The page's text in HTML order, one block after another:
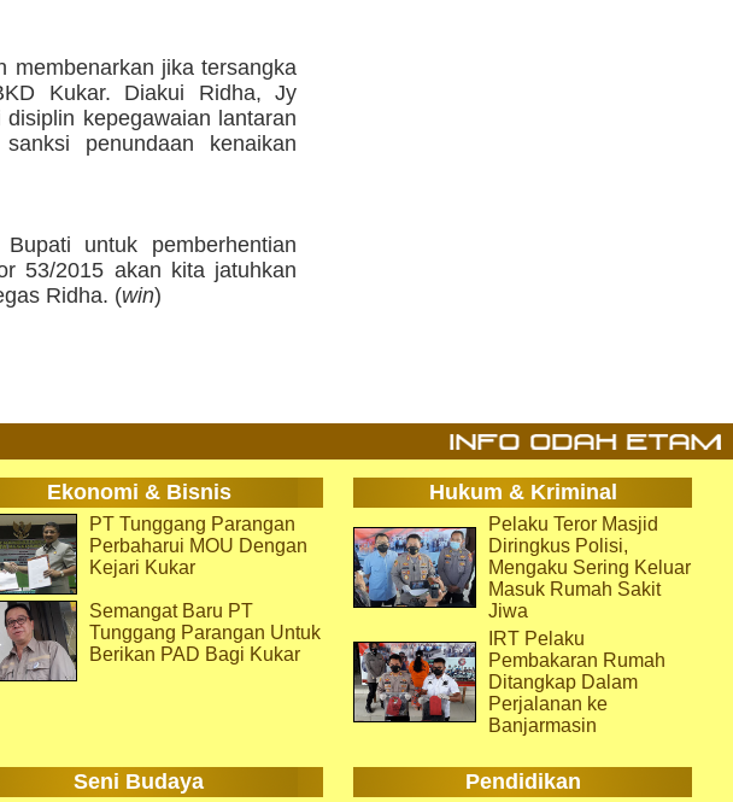
membenarkan jika tersangka
Kukar. Diakui Ridha, Jy
kepegawaian lantaran
penundaan kenaikan
untuk pemberhentian
53/2015 akan kita jatuhkan
Ridha. (win)
Ekonomi & Bisnis Hukum & Kriminal
PT Tunggang Parangan
Perbaharui MOU Dengan
Kejari Kukar
Semangat Baru PT
Tunggang Parangan Untuk
Berikan PAD Bagi Kukar
Pelaku Teror Masjid
Diringkus Polisi,
Mengaku Sering Keluar
Masuk Rumah Sakit
Jiwa
IRT Pelaku
Pembakaran Rumah
Ditangkap Dalam
Perjalanan ke
Banjarmasin
Seni Budaya Pendidikan